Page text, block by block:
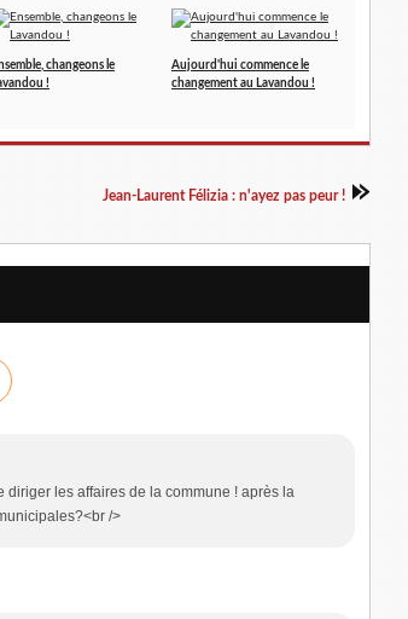
changeons le
!
Aujourd'hui commence le
changement au Lavandou !
Jean-Laurent Félizia : n'ayez pas peur !
les affaires de la commune ! après la
/>